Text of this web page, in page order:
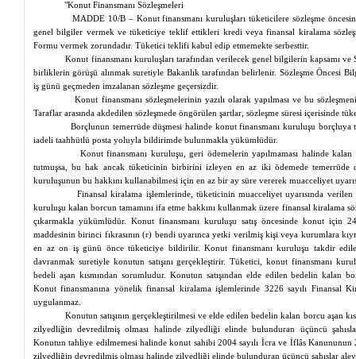
"Konut Finansmanı Sözleşmeleri
MADDE 10/B – Konut finansmanı kuruluşları tüketicilere sözleşme
genel bilgiler vermek ve tüketiciye teklif ettikleri kredi veyafinansal
kiralama
Formu vermek zorundadır. Tüketici teklifi kabul edip etmemekte serbesttir.
Konut finansmanı kuruluşları tarafından verilecek genel bilgilerin kapsamı
birliklerin görüşü alınmak suretiyle Bakanlık tarafından belirlenir. Sözleşme Öncesi
iş günü geçmeden imzalanan sözleşme geçersizdir.
Konut finansmanı sözleşmelerinin yazılı olarak yapılması ve bu
Taraflar arasında akdedilen sözleşmede öngörülen şartlar, sözleşme süresi içerisinde
Borçlunun temerrüde düşmesi halinde konut finansmanı kuruluşu
iadeli taahhütlü posta yoluyla bildirimde bulunmakla yükümlüdür.
Konut finansmanı kuruluşu, geri ödemelerin yapılmaması halinde kalan
tutmuşsa, bu hak ancak tüketicinin birbirini izleyen en az iki ödemede temerrüde
kuruluşunun bu hakkını kullanabilmesi için en az bir ay süre vererek muacceliyet
Finansal kiralama işlemlerinde, tüketicininmuacceliyet uyarısında
kuruluşu kalan borcun tamamını ifa etme hakkını kullanmak üzere finansal kiralama
çıkarmakla yükümlüdür. Konut finansmanı kuruluşu satış öncesinde konut için
maddesinin birinci fıkrasının (r) bendi uyarınca yetki verilmiş kişi veya kurumlara
en az on iş günü önce tüketiciye bildirilir. Konut finansmanı kuruluşu takdir
davranmak suretiyle konutun satışını gerçekleştirir. Tüketici, konut finansmanı
bedeli aşan kısmından sorumludur. Konutun satışından elde edilen bedelin kalan
Konut finansmanına yönelikfinansal kiralama işlemlerinde 3226 sayılı Finansal
uygulanmaz.
Konutun satışının gerçekleştirilmesi ve elde edilen bedelin kalan borcu aşan
zilyedliğin devredilmiş olması halinde zilyedliği elinde bulunduran üçüncü
Konutun tahliye edilmemesi halinde konut sahibi 2004 sayılı İcra ve İflâs
zilyedliğin devredilmiş olması halinde zilyedliği elinde bulunduran üçüncü şahıslar